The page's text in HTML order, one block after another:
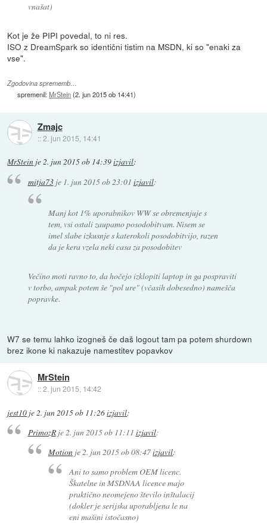
vnašat)
Kot je že PIPI povedal, to ni res.
ISO z DreamSpark so identični tistim na MSDN, ki so "enaki za
vse".
Zgodovina sprememb…
spremenil:MrStein(2. jun 2015 ob 14:41)
Zmajc
::2. jun 2015, 14:41
MrStein je2. jun 2015 ob 14:39izjavil:
mitja73je 1. jun 2015 ob 23:01 izjavil:
Manj kot 1% uporabnikov WW se obremenjuje s
tem, vsi ostali zaupamo posodobitvam. Nisem se
imel slabe izkusnje s katerokoli posodobitvijo, razen
da je kera vzela neki casa za posodobitev
Večino moti ravno to, da hočejo izklopiti laptop in ga pospraviti
v torbo, ampak potem še "pol ure" (včasih dobesedno) namešča
popravke.
W7 se temu lahko izogneš če daš logout tam pa potem shurdown
brez ikone ki nakazuje namestitev popavkov
MrStein
::2. jun 2015, 14:42
jest10 je2. jun 2015 ob 11:26izjavil:
PrimozRje2. jun 2015 ob 11:11 izjavil:
Motion je2. jun 2015 ob 08:47izjavil:
Ani to samo problem OEM licenc.
Škatelne in MSDNAA licence majo
praktično neomejeno število inštalacij
(dokler je serijska uporabljena le na
eni mašini istočasno)